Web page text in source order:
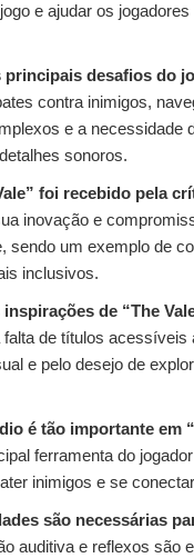
e ajudar os
principais desafios do
contra inimigos,
e a necessidade
sonoros.
foi recebido pela
inovação e
sendo um exemplo de
inclusivos.
de “The
falta de títulos acessíveis
e pelo desejo de
é tão importante em
ferramenta do
inimigos e se
são necessárias
auditiva e reflexos são